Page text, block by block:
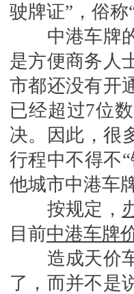
驶牌证”，俗称
中港车牌的
是方便商务人
市都还没有开
已经超过7位
决。因此，很
行程中不得不
他城市中港车
按规定，
目前中港车牌
造成天价车
了，而并不是